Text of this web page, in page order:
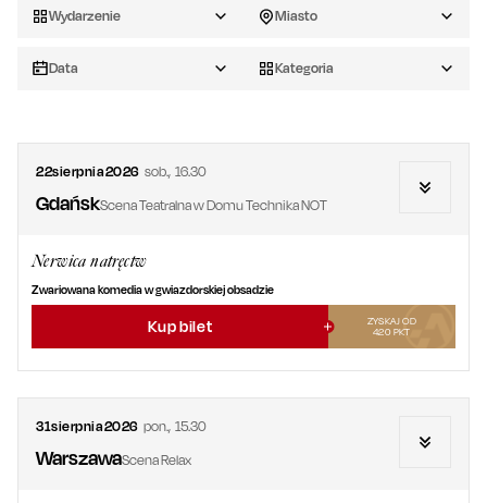
Wydarzenie Miasto
Data Kategoria
22sierpnia2026 sob., 16.30
GdańskScena Teatralna w Domu Technika NOT
Nerwica natręctw
Zwariowana komedia w gwiazdorskiej obsadzie
Kup bilet
ZYSKAJ OD
420 PKT
31sierpnia2026 pon., 15.30
WarszawaScena Relax